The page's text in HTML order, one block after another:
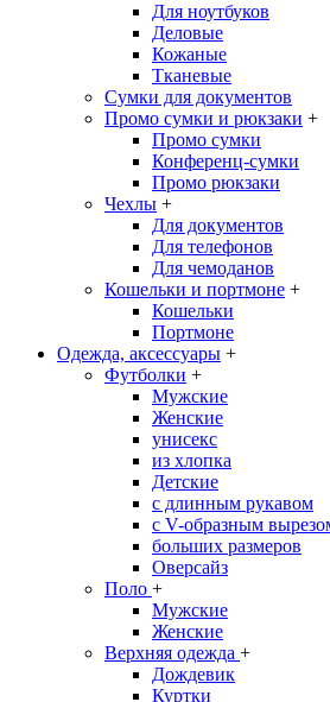
Для ноутбуков
Деловые
Кожаные
Тканевые
Сумки для документов
Промо сумки и рюкзаки +
Промо сумки
Конференц-сумки
Промо рюкзаки
Чехлы +
Для документов
Для телефонов
Для чемоданов
Кошельки и портмоне +
Кошельки
Портмоне
Одежда, аксессуары +
Футболки +
Мужские
Женские
унисекс
из хлопка
Детские
с длинным рукавом
с V-образным
больших размеров
Оверсайз
Поло +
Мужские
Женские
Верхняя одежда +
Дождевик
Куртки